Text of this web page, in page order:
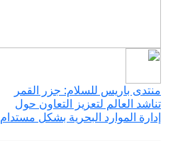
منتدى باريس للسلام: جزر القمر
تناشد العالم لتعزيز التعاون حول
إدارة الموارد البحرية بشكل مستدام